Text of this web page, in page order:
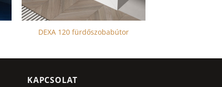
DEXA 120 fürdőszobabútor
KAPCSOLAT